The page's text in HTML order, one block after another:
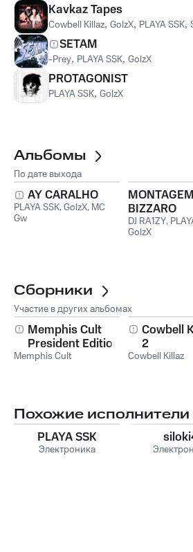
Kavkaz Tapes
Cowbell Killaz, GolzX, PLAYA SSK,
SETAM
-Prey, PLAYA SSK, GolzX
PROTAGONIST
PLAYA SSK, GolzX
Альбомы
По дате выхода
AY CARALHO
PLAYA SSK,GolzX, MC
Gw
MONTAGEM
BIZZARO
DJ RA1ZY,
GolzX
Сборники
Участие в других альбомах
Memphis Cult
President Edition
Memphis Cult
Cowbell
2
Cowbell Killaz
Похожие исполнители
PLAYA SSK
Электроника